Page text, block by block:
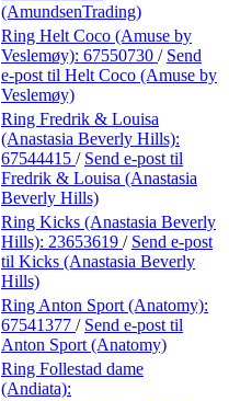
(AmundsenTrading)
Ring Helt Coco (Amuse by
Veslemøy): 67550730 / Send
e-post til Helt Coco (Amuse by
Veslemøy)
Ring Fredrik & Louisa
(Anastasia Beverly Hills):
67544415 / Send e-post til
Fredrik & Louisa (Anastasia
Beverly Hills)
Ring Kicks (Anastasia Beverly
Hills): 23653619 / Send e-post
til Kicks (Anastasia Beverly
Hills)
Ring Anton Sport (Anatomy):
67541377 / Send e-post til
Anton Sport (Anatomy)
Ring Follestad dame
(Andiata):